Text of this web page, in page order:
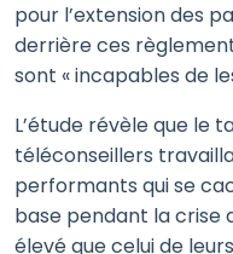
pour l’extension des
derrière ces
sont « incapables de
L’étude révèle que le
téléconseillers
performants qui se
base pendant la crise
élevé que celui de